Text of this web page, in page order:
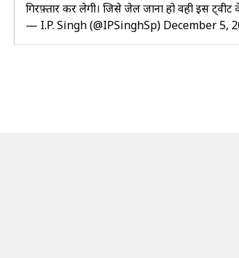
गिरफ़्तार कर लेगी। जिसे जेल जाना हो वही इस
— I.P. Singh (@IPSinghSp) December 5,